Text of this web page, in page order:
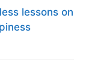
lessons on